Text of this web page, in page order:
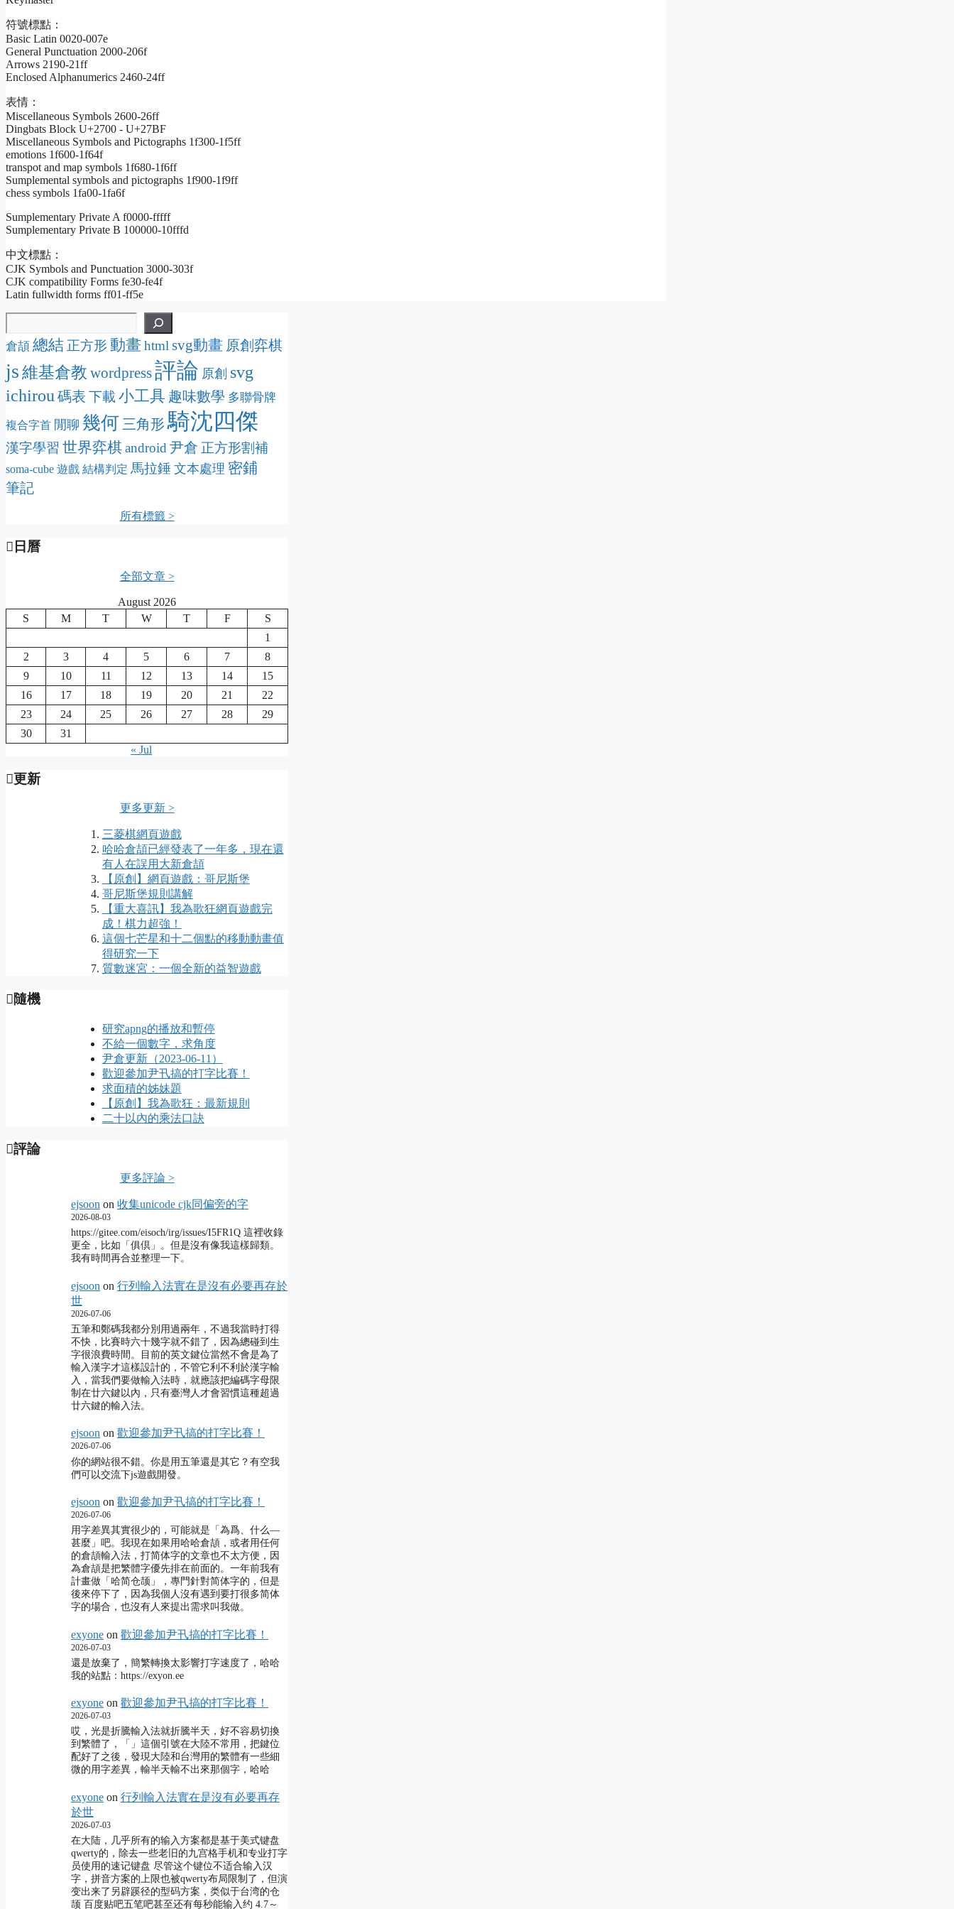
符號標點：
Basic Latin 0020-007e
General Punctuation 2000-206f
Arrows 2190-21ff
Enclosed Alphanumerics 2460-24ff
表情：
Miscellaneous Symbols 2600-26ff
Dingbats Block U+2700 - U+27BF
Miscellaneous Symbols and Pictographs 1f300-1f5ff
emotions 1f600-1f64f
transpot and map symbols 1f680-1f6ff
Sumplemental symbols and pictographs 1f900-1f9ff
chess symbols 1fa00-1fa6f
Sumplementary Private A f0000-fffff
Sumplementary Private B 100000-10fffd
中文標點：
CJK Symbols and Punctuation 3000-303f
CJK compatibility Forms fe30-fe4f
Latin fullwidth forms ff01-ff5e
倉頡 總結 正方形 動畫 htmlsvg動畫 原創弈棋
js維基倉教 wordpress評論 原創 svg
ichirou碼表 下載 小工具 趣味數學 多聯骨牌
複合字首 閒聊 幾何三角形 騎沈四傑
漢字學習 世界弈棋android尹倉 正方形割補
soma-cube 遊戲 結構判定 馬拉錘 文本處理 密鋪
筆記
所有標籤 >
日曆
全部文章 >
August 2026
S
M T W T F
S
1
2
3 4 5 6 7
8
9
10 11 12 13 14
15
16
17 18 19 20 21
22
23
24 25 26 27 28
29
30
31
« Jul
更新
更多更新 >
三菱棋網頁遊戲
哈哈倉頡已經發表了一年多，現在還
有人在誤用大新倉頡
【原創】網頁遊戲：哥尼斯堡
哥尼斯堡規則講解
【重大喜訊】我為歌狂網頁遊戲完
成！棋力超強！
這個七芒星和十二個點的移動動畫值
得研究一下
質數迷宮：一個全新的益智遊戲
隨機
研究apng的播放和暫停
不給一個數字，求角度
尹倉更新（2023-06-11）
歡迎參加尹卂搞的打字比賽！
求面積的姊妹題
【原創】我為歌狂：最新規則
二十以內的乘法口訣
評論
更多評論 >
ejsoon on 收集unicode cjk同偏旁的字
2026-08-03
https://gitee.com/eisoch/irg/issues/I5FR1Q 這裡收錄
更全，比如「俱倶」。但是沒有像我這樣歸類。
我有時間再合並整理一下。
ejsoon on 行列輸入法實在是沒有必要再存於
世
2026-07-06
五筆和鄭碼我都分別用過兩年，不過我當時打得
不快，比賽時六十幾字就不錯了，因為總碰到生
字很浪費時間。目前的英文鍵位當然不會是為了
輸入漢字才這樣設計的，不管它利不利於漢字輸
入，當我們要做輸入法時，就應該把編碼字母限
制在廿六鍵以內，只有臺灣人才會習慣這種超過
廿六鍵的輸入法。
ejsoon on 歡迎參加尹卂搞的打字比賽！
2026-07-06
你的網站很不錯。你是用五筆還是其它？有空我
們可以交流下js遊戲開發。
ejsoon on 歡迎參加尹卂搞的打字比賽！
2026-07-06
用字差異其實很少的，可能就是「為爲、什么―
甚麼」吧。我現在如果用哈哈倉頡，或者用任何
的倉頡輸入法，打简体字的文章也不太方便，因
為倉頡是把繁體字優先排在前面的。一年前我有
計畫做「哈简仓颉」，專門針對简体字的，但是
後來停下了，因為我個人沒有遇到要打很多简体
字的場合，也沒有人來提出需求叫我做。
exyone on 歡迎參加尹卂搞的打字比賽！
2026-07-03
還是放棄了，簡繁轉換太影響打字速度了，哈哈
我的站點：https://exyon.ee
exyone on 歡迎參加尹卂搞的打字比賽！
2026-07-03
哎，光是折騰輸入法就折騰半天，好不容易切換
到繁體了，「」這個引號在大陸不常用，把鍵位
配好了之後，發現大陸和台灣用的繁體有一些細
微的用字差異，輸半天輸不出來那個字，哈哈
exyone on 行列輸入法實在是沒有必要再存
於世
2026-07-03
在大陆，几乎所有的输入方案都是基于美式键盘
qwerty的，除去一些老旧的九宫格手机和专业打字
员使用的速记键盘 尽管这个键位不适合输入汉
字，拼音方案的上限也被qwerty布局限制了，但演
变出来了另辟蹊径的型码方案，类似于台湾的仓
颉 百度贴吧五笔吧甚至还有每秒能输入约 4.7～